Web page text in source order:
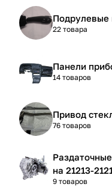
Подрулевые
22 товара
Панели
14 товаров
Привод
76 товаров
на 21213-
9 товаров